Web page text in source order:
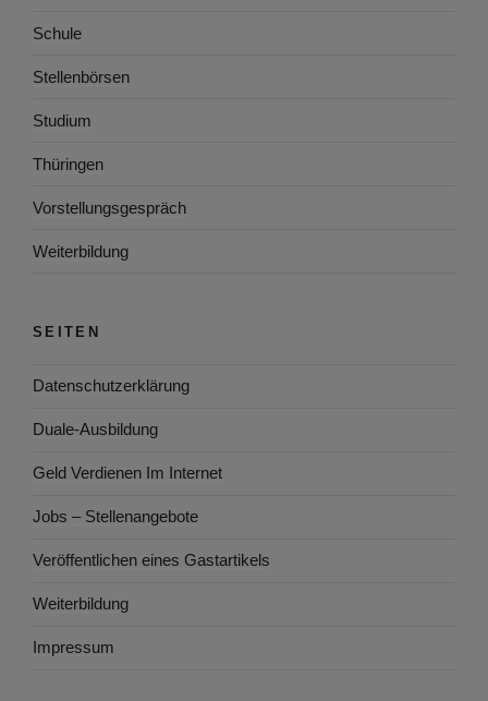
Schule
Stellenbörsen
Studium
Thüringen
Vorstellungsgespräch
Weiterbildung
SEITEN
Datenschutzerklärung
Duale-Ausbildung
Geld Verdienen Im Internet
Jobs – Stellenangebote
Veröffentlichen eines Gastartikels
Weiterbildung
Impressum